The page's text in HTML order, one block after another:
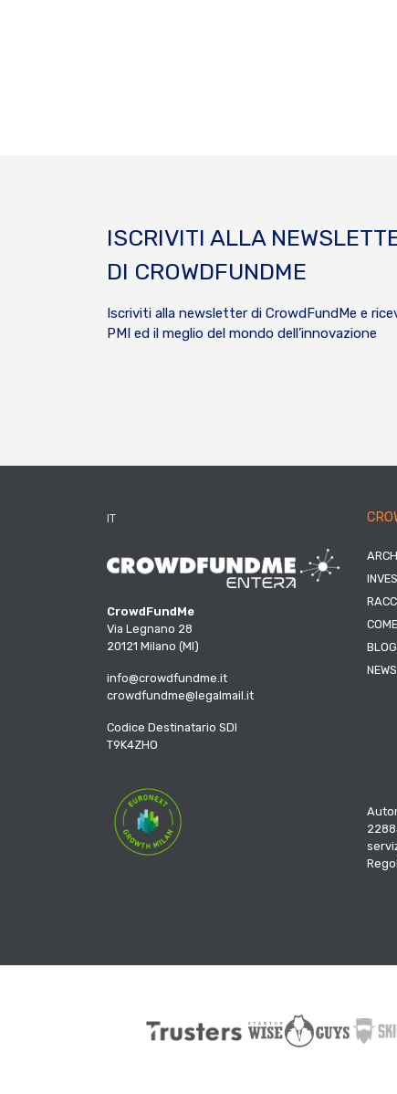
ISCRIVITI ALLA
DI CROWDFUNDME
Iscriviti alla newsletter di CrowdFundMe e
PMI ed il meglio del mondo dell’innovazione
IT
CrowdFundMe
Via Legnano 28
20121 Milano (MI)
info@crowdfundme.it
crowdfundme@legalmail.it
Codice Destinatario SDI
T9K4ZHO
BLOG
NEWS